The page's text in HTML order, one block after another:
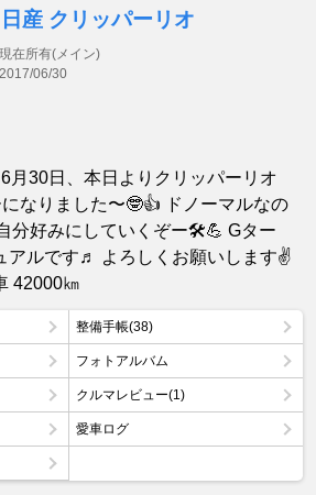
日産 クリッパーリオ
現在所有(メイン)
2017/06/30
月30日、本日よりクリッパーリオ
になりました〜🤓👍 ドノーマルなの
分好みにしていくぞー🛠💪 Gター
アルです♬ よろしくお願いします✌️
42000㎞
整備手帳(38)
フォトアルバム
クルマレビュー(1)
愛車ログ